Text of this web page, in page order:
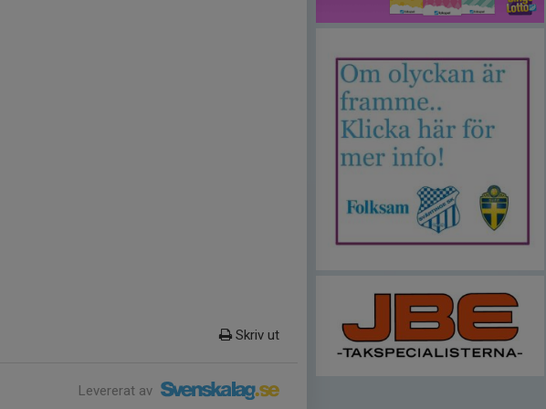
Skriv ut
Levererat av